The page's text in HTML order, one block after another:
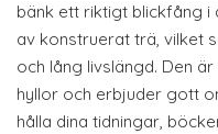
bänk ett riktigt blickfång i
av konstruerat trä, vilket
och lång livslängd. Den
hyllor och erbjuder gott
hålla dina tidningar,